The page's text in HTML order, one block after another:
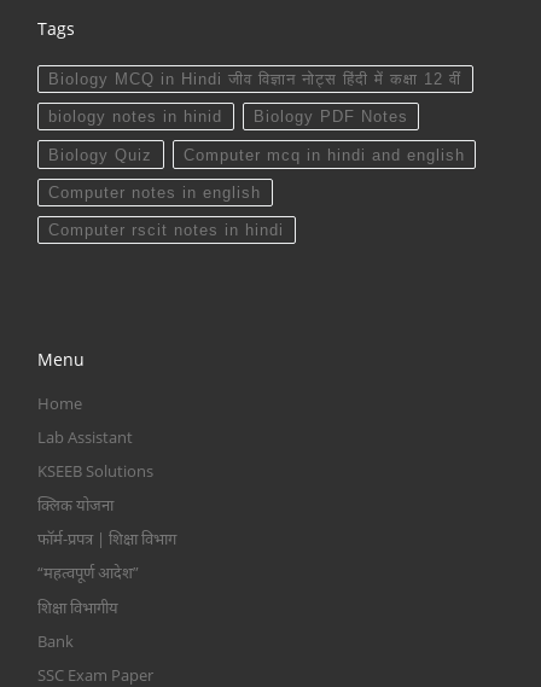
Tags
Biology MCQ in Hindi जीव विज्ञान नोट्स हिंदी में कक्षा 12 वीं
biology notes in hinid Biology PDF Notes
Biology Quiz Computer mcq in hindi and english
Computer notes in english
Computer rscit notes in hindi
Menu
Home
Lab Assistant
KSEEB Solutions
क्लिक योजना
फॉर्म-प्रपत्र | शिक्षा विभाग
“महत्वपूर्ण आदेश”
शिक्षा विभागीय
Bank
SSC Exam Paper